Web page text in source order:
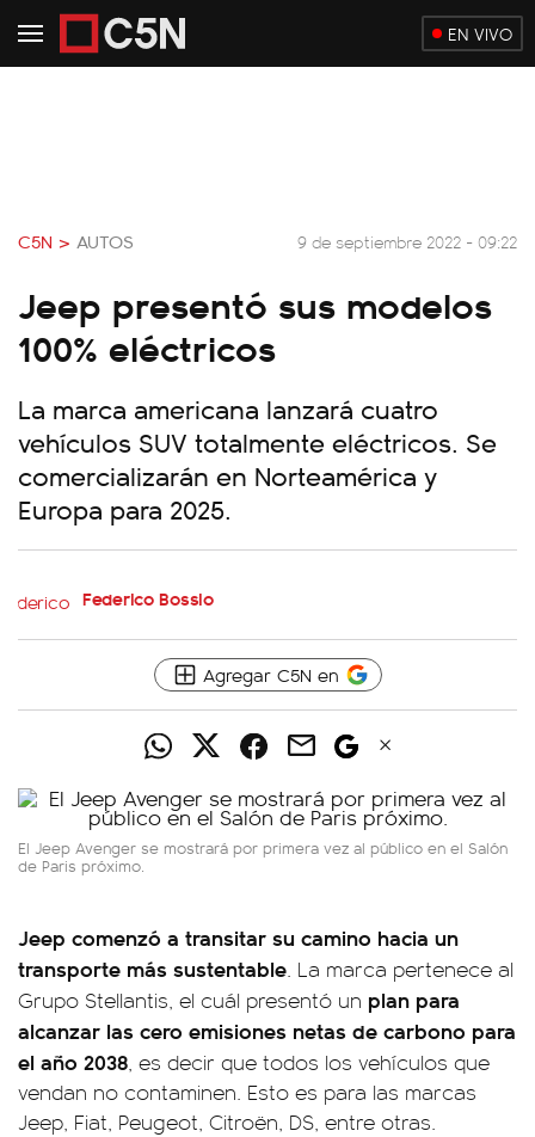
EN VIVO
C5N > AUTOS 9 de septiembre 2022 - 09:22
Jeep presentó sus modelos
100% eléctricos
La marca americana lanzará cuatro
vehículos SUV totalmente eléctricos. Se
comercializarán en Norteamérica y
Europa para 2025.
Federico Bossio
Agregar C5N en
El Jeep Avenger se mostrará por primera vez al público en el Salón
de Paris próximo.
Jeep comenzó a transitar su camino hacia un
transporte más sustentable. La marca pertenece al
Grupo Stellantis, el cuál presentó un plan para
alcanzar las cero emisiones netas de carbono para
el año 2038, es decir que todos los vehículos que
vendan no contaminen. Esto es para las marcas
Jeep, Fiat, Peugeot, Citroën, DS, entre otras.